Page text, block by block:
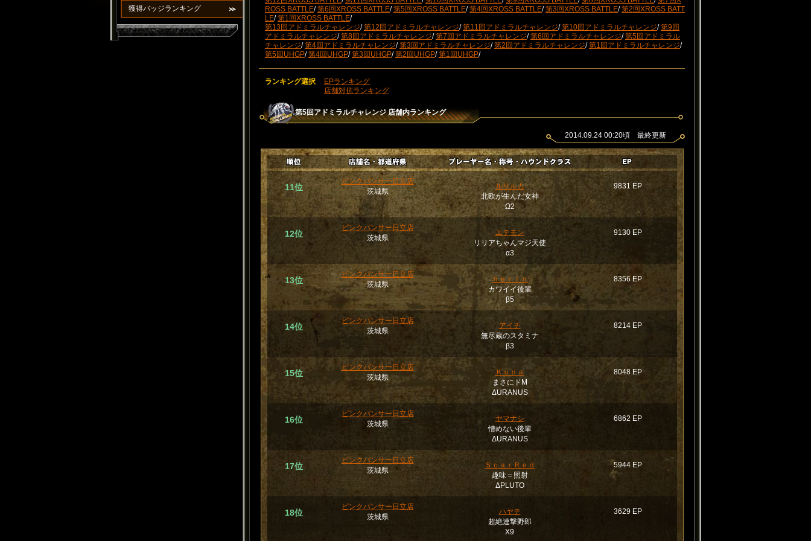
獲得バッジランキング
ROSS BATTLE/第6回XROSS BATTLE/第5回XROSS BATTLE/第4回XROSS BATTLE/第3回XROSS BATTLE/第2回XROSS BATT
LE/第1回XROSS BATTLE/
第13回アドミラルチャレンジ/第12回アドミラルチャレンジ/第11回アドミラルチャレンジ/第10回アドミラルチャレンジ/第9回
アドミラルチャレンジ/第8回アドミラルチャレンジ/第7回アドミラルチャレンジ/第6回アドミラルチャレンジ/第5回アドミラル
チャレンジ/第4回アドミラルチャレンジ/第3回アドミラルチャレンジ/第2回アドミラルチャレンジ/第1回アドミラルチャレンジ/
第5回UHGP/第4回UHGP/第3回UHGP/第2回UHGP/第1回UHGP/
ランキング選択
EPランキング
店舗対抗ランキング
第5回アドミラルチャレンジ店舗内ランキング
2014.09.24 00:20頃 最終更新
11位
ピンクパンサー日立店
茨城県
ルサルカ
北欧が生んだ女神
Ω2
9831 EP
12位
ピンクパンサー日立店
茨城県
エテモン
リリアちゃんマジ天使
α3
9130 EP
13位
ピンクパンサー日立店
茨城県
ｈｅｒｉｎ
カワイイ後輩
β5
8356 EP
14位
ピンクパンサー日立店
茨城県
アイチ
無尽蔵のスタミナ
β3
8214 EP
15位
ピンクパンサー日立店
茨城県
Ｋｕｎａ
まさにドM
ΔURANUS
8048 EP
16位
ピンクパンサー日立店
茨城県
ヤマナシ
憎めない後輩
ΔURANUS
6862 EP
17位
ピンクパンサー日立店
茨城県
ＳｃａｒＲｅｄ
趣味＝照射
ΔPLUTO
5944 EP
18位
ピンクパンサー日立店
茨城県
ハヤテ
超絶連撃野郎
Χ9
3629 EP